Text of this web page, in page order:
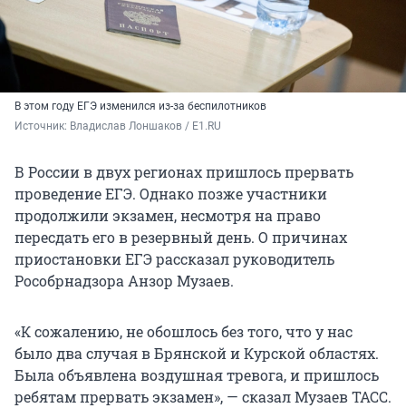
В этом году ЕГЭ изменился из-за беспилотников
Источник: Владислав Лоншаков / E1.RU
В России в двух регионах пришлось прервать
проведение ЕГЭ. Однако позже участники
продолжили экзамен, несмотря на право
пересдать его в резервный день. О причинах
приостановки ЕГЭ рассказал руководитель
Рособрнадзора Анзор Музаев.
«К сожалению, не обошлось без того, что у нас
было два случая в Брянской и Курской областях.
Была объявлена воздушная тревога, и пришлось
ребятам прервать экзамен», — сказал Музаев ТАСС.